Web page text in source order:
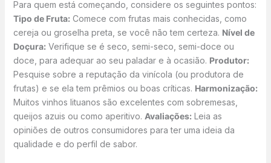
Para quem está começando, considere os seguintes pontos:
Tipo de Fruta:Comece com frutas mais conhecidas, como
cereja ou groselha preta, se você não tem certeza. Nível de
Doçura:Verifique se é seco, semi-seco, semi-doce ou
doce, para adequar ao seu paladar e à ocasião. Produtor:
Pesquise sobre a reputação da vinícola (ou produtora de
frutas) e se ela tem prêmios ou boas críticas. Harmonização:
Muitos vinhos lituanos são excelentes com sobremesas,
queijos azuis ou como aperitivo. Avaliações:Leia as
opiniões de outros consumidores para ter uma ideia da
qualidade e do perfil de sabor.